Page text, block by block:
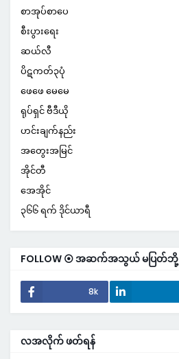
စာအုပ်စာပေ
စီးပွားရေး
ဆယ်လီ
ပိဋကတ်၃ပုံ
ဖေဖေ မေမေ
ရုပ်ရှင် ဗီဒီယို
ဟင်းချက်နည်း
အတွေးအမြင်
အိုင်တီ
အေအိုင်
၃၆၆ ရက် ဒိုင်ယာရီ
FOLLOW ⦿ အဆက်အသွယ် မပြတ်ဘို့
8k
လအလိုက် ဖတ်ရန်